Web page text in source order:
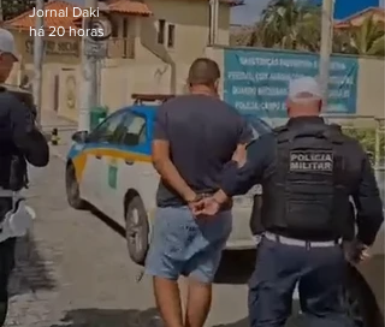
Jornal Daki
há 20 horas